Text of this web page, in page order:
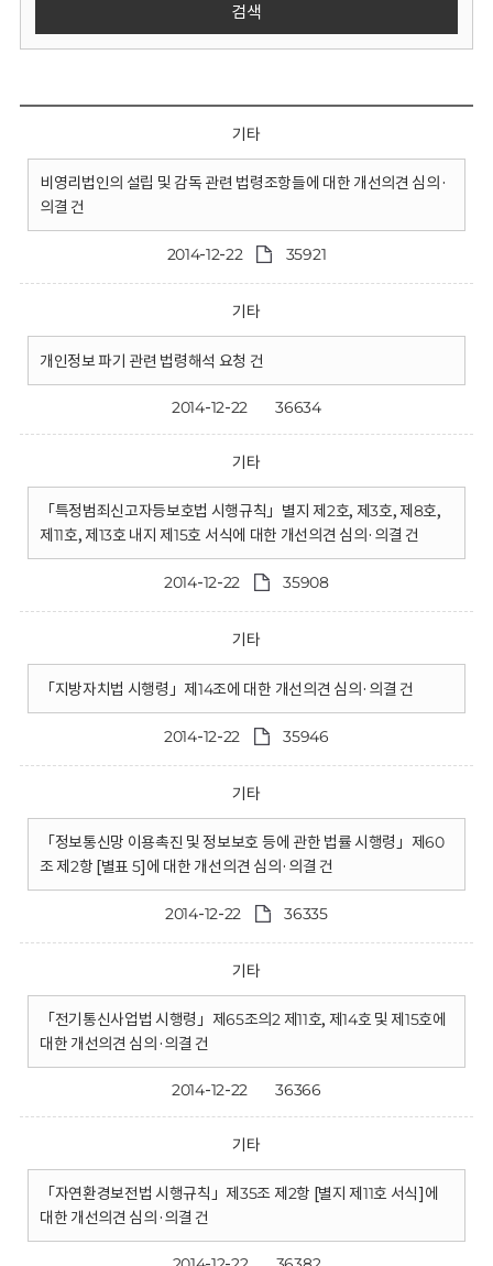
검색
기타
비영리법인의 설립 및 감독 관련 법령조항들에 대한 개선의견 심의·
의결 건
2014-12-22 35921
기타
개인정보 파기 관련 법령해석 요청 건
2014-12-22 36634
기타
「특정범죄신고자등보호법 시행규칙」별지 제2호, 제3호, 제8호,
제11호, 제13호 내지 제15호 서식에 대한 개선의견 심의·의결 건
2014-12-22 35908
기타
「지방자치법 시행령」제14조에 대한 개선의견 심의·의결 건
2014-12-22 35946
기타
「정보통신망 이용촉진 및 정보보호 등에 관한 법률 시행령」제60
조 제2항 [별표 5]에 대한 개선의견 심의·의결 건
2014-12-22 36335
기타
「전기통신사업법 시행령」제65조의2 제11호, 제14호 및 제15호에
대한 개선의견 심의·의결 건
2014-12-22 36366
기타
「자연환경보전법 시행규칙」제35조 제2항 [별지 제11호 서식]에
대한 개선의견 심의·의결 건